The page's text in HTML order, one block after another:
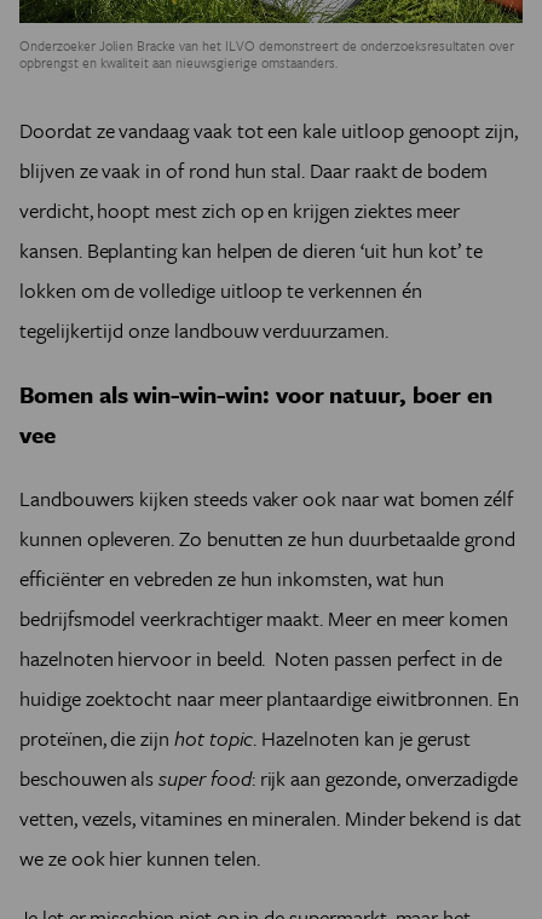
Onderzoeker Jolien Bracke van het ILVO demonstreert de onderzoeksresultaten over
opbrengst en kwaliteit aan nieuwsgierige omstaanders.
Doordat ze vandaag vaak tot een kale uitloop genoopt zijn,
blijven ze vaak in of rond hun stal. Daar raakt de bodem
verdicht, hoopt mest zich op en krijgen ziektes meer
kansen. Beplanting kan helpen de dieren ‘uit hun kot’ te
lokken om de volledige uitloop te verkennen én
tegelijkertijd onze landbouw verduurzamen.
Bomen als win-win-win: voor natuur, boer en
vee
Landbouwers kijken steeds vaker ook naar wat bomen zélf
kunnen opleveren. Zo benutten ze hun duurbetaalde grond
efficiënter en vebreden ze hun inkomsten, wat hun
bedrijfsmodel veerkrachtiger maakt. Meer en meer komen
hazelnoten hiervoor in beeld. Noten passen perfect in de
huidige zoektocht naar meer plantaardige eiwitbronnen. En
proteïnen, die zijn hot topic. Hazelnoten kan je gerust
beschouwen alssuper food: rijk aan gezonde, onverzadigde
vetten, vezels, vitamines en mineralen. Minder bekend is dat
we ze ook hier kunnen telen.